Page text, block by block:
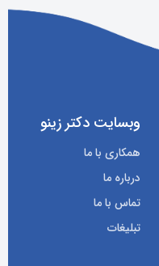
وبسایت دکتر زینو
همکاری با ما
درباره ما
تماس با ما
تبلیغات